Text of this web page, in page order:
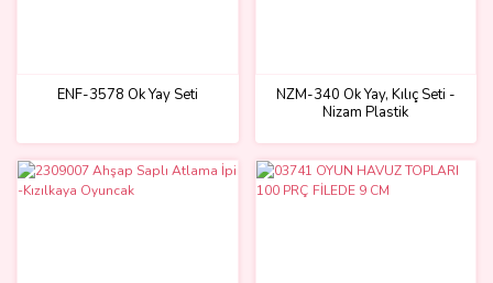
ENF-3578 Ok Yay Seti
NZM-340 Ok Yay, Kılıç Seti -
Nizam Plastik